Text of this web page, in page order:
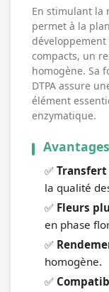
En stimulant la
permet à la
compacts, un
homogène. Sa
DTPA assure
élément
enzymatique.
Avantages
✅
la qualité
✅ Fleurs
en phase
✅
homogène.
✅